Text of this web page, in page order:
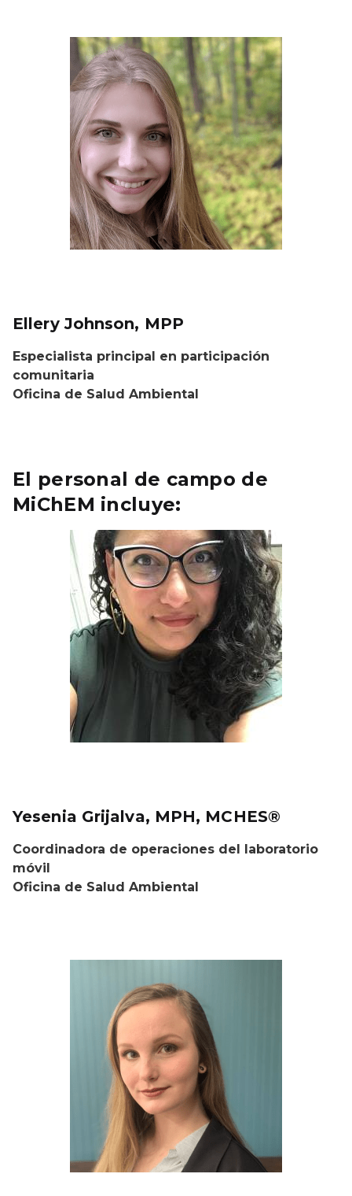
Ellery Johnson, MPP
Especialista principal en participación
comunitaria
Oficina de Salud Ambiental
El personal de campo de
MiChEM incluye:
Yesenia Grijalva, MPH, MCHES®
Coordinadora de operaciones del laboratorio
móvil
Oficina de Salud Ambiental